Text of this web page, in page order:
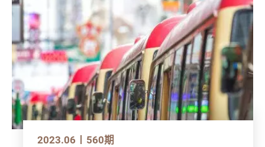
2023.06 560期